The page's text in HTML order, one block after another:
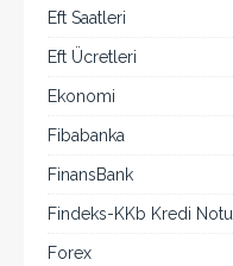
Eft Saatleri
Eft Ücretleri
Ekonomi
Fibabanka
FinansBank
Findeks-KKb Kredi Notu
Forex